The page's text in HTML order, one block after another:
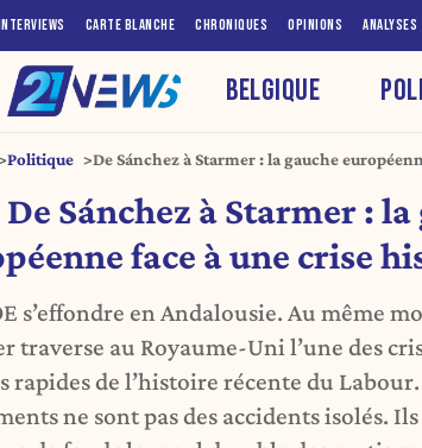
INTERVIEWS CARTE BLANCHE CHRONIQUES OPINIONS ANALYSES
BELGIQUE
Politique
De Sánchez à Starmer : la gauche
De Sánchez à Starmer : la
face à une crise
s’effondre en Andalousie. Au même
traverse au Royaume-Uni l’une des
rapides de l’histoire récente du
ne sont pas des accidents isolés.